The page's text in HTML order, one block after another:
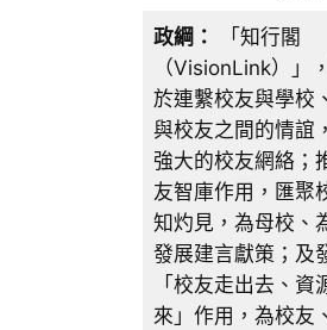
政綱：
「知行閣
（VisionLink）」
於連繫校友與學校
與校友之間的情誼
強大的校友網絡；
友智庫作用，匯聚
知灼見，為母校、
發展建言獻策；及
「校友走出去、資
來」作用，為校友